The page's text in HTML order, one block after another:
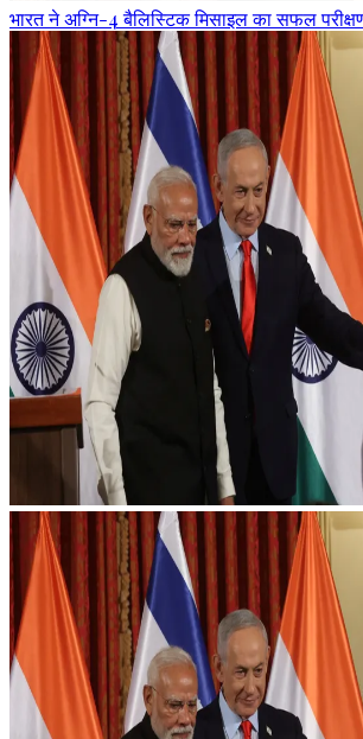
भारत ने अग्नि-4 बैलिस्टिक मिसाइल का सफल